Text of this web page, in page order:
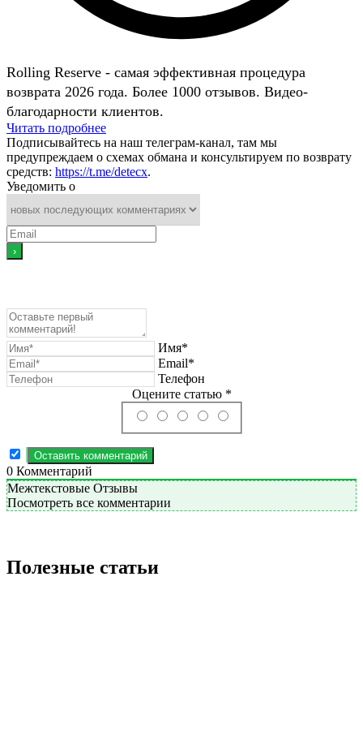
Rolling Reserve - самая эффективная процедура
возврата 2026 года. Более 1000 отзывов. Видео-
благодарности клиентов.
Читать подробнее
Подписывайтесь на наш телеграм-канал, там мы
предупреждаем о схемах обмана и консультируем по возврату
средств: https://t.me/detecx.
Уведомить о
Имя*
Email*
Телефон
Оцените статью *
0 Комментарий
Межтекстовые Отзывы
Посмотреть все комментарии
Полезные статьи